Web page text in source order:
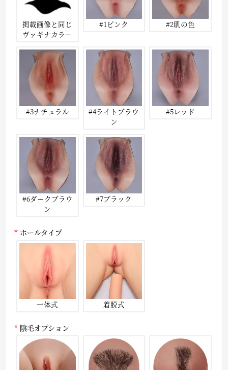
掲載画像と同じ
ヴァギナカラー
#1ピンク #2肌の色
#3ナチュラル
#4ライトブラウ
ン
#5レッド
#6ダークブラウ
ン
#7ブラック
ホールタイプ
一体式 着脱式
陰毛オプション